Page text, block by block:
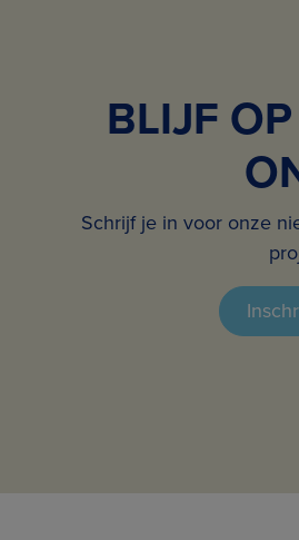
BLIJF
Schrijf je in voor onze